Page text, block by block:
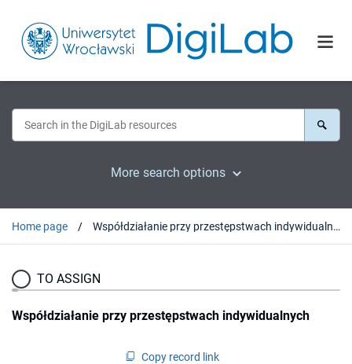
More search options
Home page Współdziałanie przy przestępstwach indywidualnych
TO ASSIGN
Współdziałanie przy przestępstwach indywidualnych
Copy record link